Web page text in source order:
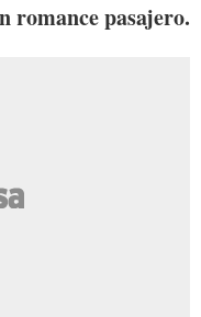
romance pasajero.